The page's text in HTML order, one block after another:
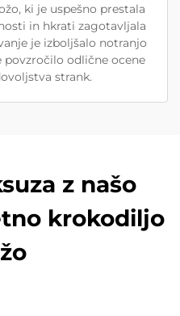
ki je uspešno prestala
in hkrati zagotavljala
je izboljšalo notranjo
odlične ocene
strank.
z našo
krokodiljo